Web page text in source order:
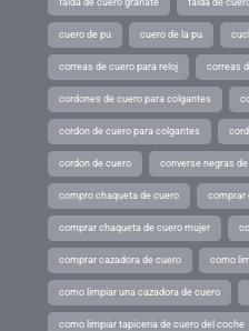
cuero de pu cuero de la pu
correas de cuero para reloj correas
cordones de cuero para colgantes
cordon de cuero para colgantes
cordon de cuero converse negras
compro chaqueta de cuero comprar
comprar chaqueta de cuero mujer
comprar cazadora de cuero como
como limpiar una cazadora de cuero
como limpiar tapiceria de cuero del coche